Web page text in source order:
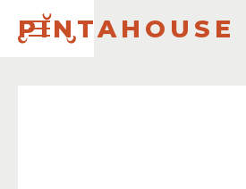
PINTAHOUSE